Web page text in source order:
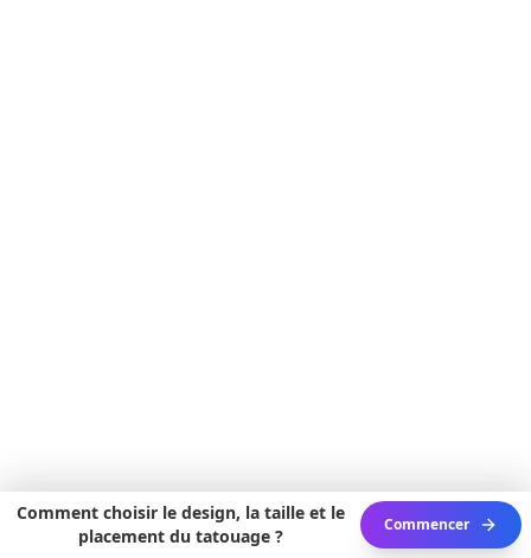
Comment choisir le design, la taille et le
placement du tatouage ?
Commencer